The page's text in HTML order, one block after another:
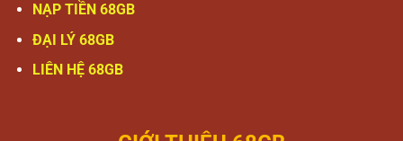
NẠP TIỀN 68GB
ĐẠI LÝ 68GB
LIÊN HỆ 68GB